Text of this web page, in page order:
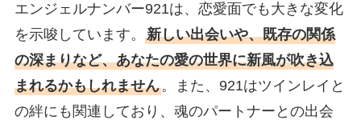
エンジェルナンバー921は、恋愛面でも大きな変化
を示唆しています。 新しい出会いや、既存の関係
の深まりなど、あなたの愛の世界に新風が吹き込
まれるかもしれません。また、921はツインレイと
の絆にも関連しており、魂のパートナーとの出会